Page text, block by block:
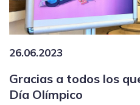
26.06.2023
Gracias a todos los
Día Olímpico